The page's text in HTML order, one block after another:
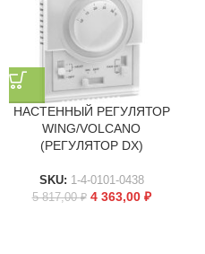
НАСТЕННЫЙ РЕГУЛЯТОР
WING/VOLCANO
(РЕГУЛЯТОР DX)
SKU: 1-4-0101-0438
5 817,00₽ 4 363,00 ₽